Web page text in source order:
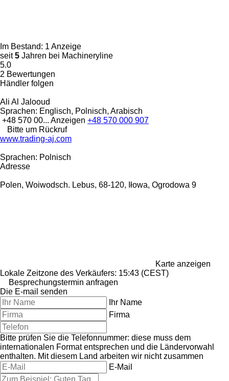
Im Bestand: 1 Anzeige
seit5 Jahren bei Machineryline
5.0
2 Bewertungen
Händler folgen
Ali Al Jalooud
Sprachen: Englisch, Polnisch, Arabisch
+48 570 00... Anzeigen +48 570 000 907
Bitte um Rückruf
www.trading-aj.com
Sprachen: Polnisch
Adresse
Polen, Woiwodsch. Lebus, 68-120, Iłowa, Ogrodowa 9
Karte anzeigen
Lokale Zeitzone des Verkäufers: 15:43 (CEST)
Besprechungstermin anfragen
Die E-mail senden
Ihr Name
Firma
Bitte prüfen Sie die Telefonnummer: diese muss dem
internationalen Format entsprechen und die Ländervorwahl
enthalten. Mit diesem Land arbeiten wir nicht zusammen
E-Mail